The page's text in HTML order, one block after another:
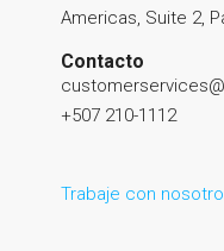
Americas, Suite 2,
Contacto
+507 210-1112
Trabaje con